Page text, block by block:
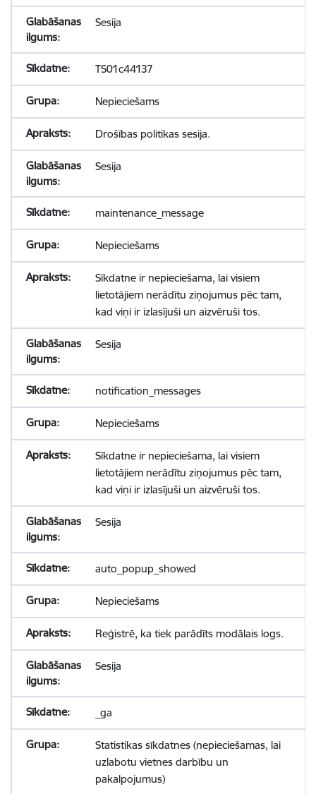
Sesija
TS01c44137
Nepieciešams
Drošības politikas sesija.
Sesija
maintenance_message
Nepieciešams
Sīkdatne ir nepieciešama, lai visiem
lietotājiem nerādītu ziņojumus pēc tam,
kad viņi ir izlasījuši un aizvēruši tos.
Sesija
notification_messages
Nepieciešams
Sīkdatne ir nepieciešama, lai visiem
lietotājiem nerādītu ziņojumus pēc tam,
kad viņi ir izlasījuši un aizvēruši tos.
Sesija
auto_popup_showed
Nepieciešams
Reģistrē, ka tiek parādīts modālais logs.
Sesija
_ga
Statistikas sīkdatnes (nepieciešamas, lai
uzlabotu vietnes darbību un
pakalpojumus)